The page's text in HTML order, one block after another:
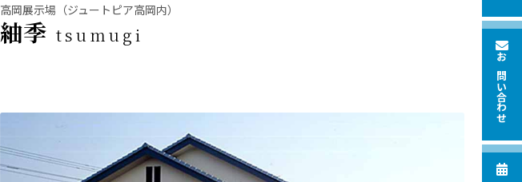
高岡展示場（ジュートピア高岡内）
紬季 tsumugi
お問い合わせ